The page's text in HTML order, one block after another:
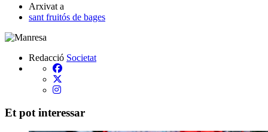
Arxivat a
sant fruitós de bages
Redacció Societat
Et pot interessar